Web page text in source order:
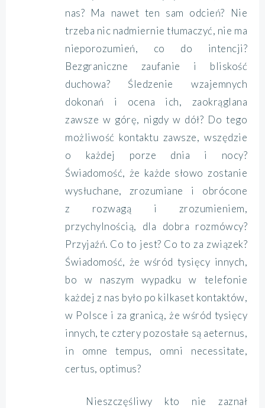
nas? Ma nawet ten sam odcień? Nie
trzeba nic nadmiernie tłumaczyć, nie ma
nieporozumień, co do intencji?
Bezgraniczne zaufanie i bliskość
duchowa? Śledzenie wzajemnych
dokonań i ocena ich, zaokrąglana
zawsze w górę, nigdy w dół? Do tego
możliwość kontaktu zawsze, wszędzie
o każdej porze dnia i nocy?
Świadomość, że każde słowo zostanie
wysłuchane, zrozumiane i obrócone
z rozwagą i zrozumieniem,
przychylnością, dla dobra rozmówcy?
Przyjaźń. Co to jest? Co to za związek?
Świadomość, że wśród tysięcy innych,
bo w naszym wypadku w telefonie
każdej z nas było po kilkaset kontaktów,
w Polsce i za granicą, że wśród tysięcy
innych, te cztery pozostałe są aeternus,
in omne tempus, omni necessitate,
certus, optimus?
Nieszczęśliwy kto nie zaznał